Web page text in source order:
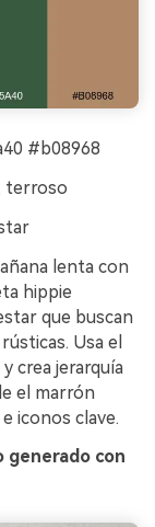
#b08968
terroso
lenta con
hippie
que buscan
Usa el
crea jerarquía
el marrón
iconos clave.
generado con